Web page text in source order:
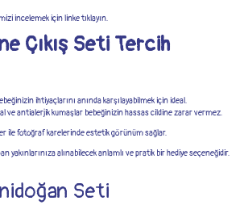
incelemek için linke tıklayın.
Çıkış Seti Tercih
ihtiyaçlarını anında karşılayabilmek için ideal.
ve antialerjik kumaşlar bebeğinizin hassas cildine zarar vermez.
ile fotoğraf karelerinde estetik görünüm sağlar.
yakınlarınıza alınabilecek anlamlı ve pratik bir hediye seçeneğidir.
Seti